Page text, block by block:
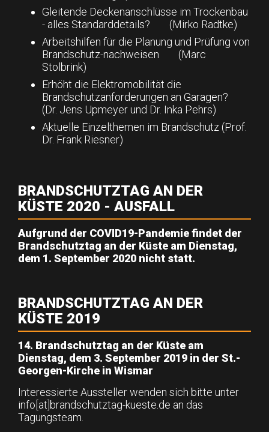
Gleitende Deckenanschlüsse im Trockenbau
- alles Standarddetails? (Mirko Radtke)
Arbeitshilfen für die Planung und Prüfung von
Brandschutz-nachweisen (Marc
Stolbrink)
Erhöht die Elektromobilität die
Brandschutzanforderungen an Garagen?
(Dr. Jens Upmeyer und Dr. Inka Pehrs)
Aktuelle Einzelthemen im Brandschutz (Prof.
Dr. Frank Riesner)
BRANDSCHUTZTAG AN DER
KÜSTE 2020 - AUSFALL
Aufgrund der COVID19-Pandemie findet der
Brandschutztag an der Küste am Dienstag,
dem 1. September 2020 nicht statt.
BRANDSCHUTZTAG AN DER
KÜSTE 2019
14. Brandschutztag an der Küste am
Dienstag, dem 3. September 2019 in der St.-
Georgen-Kirche in Wismar
Interessierte Aussteller wenden sich bitte unter
info[at]brandschutztag-kueste.de an das
Tagungsteam.